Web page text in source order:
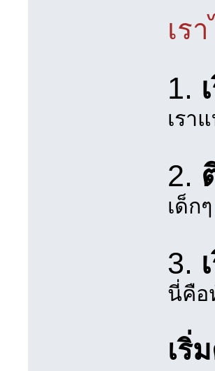
เร
1.
เรา
2.
เด็ก
3.
นี่คือ
เริ่